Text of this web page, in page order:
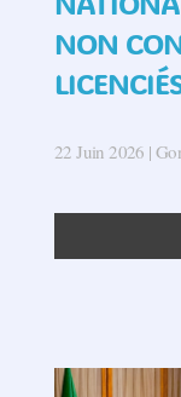
NON
22 Juin 2026 |